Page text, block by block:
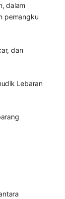
dalam
pemangku
dan
Lebaran